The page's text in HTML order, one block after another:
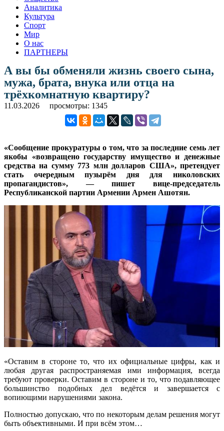
Аналитика
Культура
Спорт
Мир
О нас
ПАРТНЕРЫ
А вы бы обменяли жизнь своего сына,
мужа, брата, внука или отца на
трёхкомнатную квартиру?
11.03.2026 просмотры: 1345
«Сообщение прокуратуры о том, что за последние семь лет
якобы «возвращено государству имущество и денежные
средства на сумму 773 млн долларов США», претендует
стать очередным пузырём дня для николовских
пропагандистов», — пишет вице-председатель
Республиканской партии Армении Армен Ашотян.
«Оставим в стороне то, что их официальные цифры, как и
любая другая распространяемая ими информация, всегда
требуют проверки. Оставим в стороне и то, что подавляющее
большинство подобных дел ведётся и завершается с
вопиющими нарушениями закона.
Полностью допускаю, что по некоторым делам решения могут
быть объективными. И при всём этом…